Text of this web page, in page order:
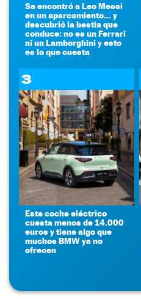
Se encontró a Leo Messi
en un aparcamiento... y
descubrió la bestia que
conduce: no es un Ferrari
ni un Lamborghini y esto
es lo que cuesta
3
Este coche eléctrico
cuesta menos de 14.000
euros y tiene algo que
muchos BMW ya no
ofrecen